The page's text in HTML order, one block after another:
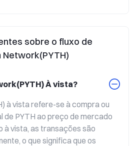
sobre o fluxo de
À vista?
à vista refere-se à compra ou
de PYTH ao preço de mercado
à vista, as transações são
o que significa que os